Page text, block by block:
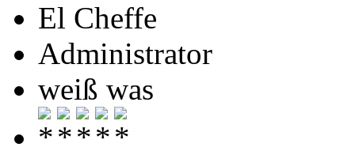
El Cheffe
Administrator
weiß was